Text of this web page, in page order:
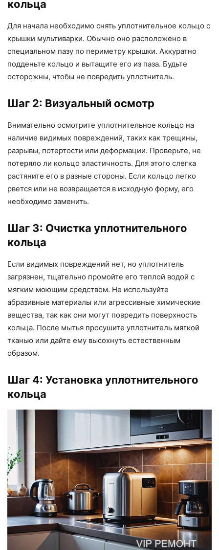
кольца
Для начала необходимо снять уплотнительное кольцо с
крышки мультиварки. Обычно оно расположено в
специальном пазу по периметру крышки. Аккуратно
подденьте кольцо и вытащите его из паза. Будьте
осторожны, чтобы не повредить уплотнитель.
Шаг 2: Визуальный осмотр
Внимательно осмотрите уплотнительное кольцо на
наличие видимых повреждений, таких как трещины,
разрывы, потертости или деформации. Проверьте, не
потеряло ли кольцо эластичность. Для этого слегка
растяните его в разные стороны. Если кольцо легко
рвется или не возвращается в исходную форму, его
необходимо заменить.
Шаг 3: Очистка уплотнительного
кольца
Если видимых повреждений нет, но уплотнитель
загрязнен, тщательно промойте его теплой водой с
мягким моющим средством. Не используйте
абразивные материалы или агрессивные химические
вещества, так как они могут повредить поверхность
кольца. После мытья просушите уплотнитель мягкой
тканью или дайте ему высохнуть естественным
образом.
Шаг 4: Установка уплотнительного
кольца